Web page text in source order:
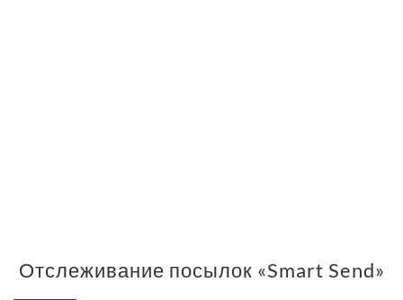
Отслеживание посылок «Smart Send»